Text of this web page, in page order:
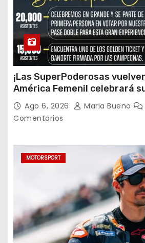
¡Las SuperPoderosas
América Femenil celebrará
triplete con una auténtica
Azul
Ago 6, 2026 Maria Bueno
Comentarios
MOTORSPORT